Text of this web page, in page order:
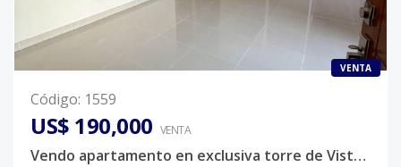
VENTA
Código: 1559
US$ 190,000 VENTA
Vendo apartamento en exclusiva torre de Vista Hermosa Santo Domingo Este